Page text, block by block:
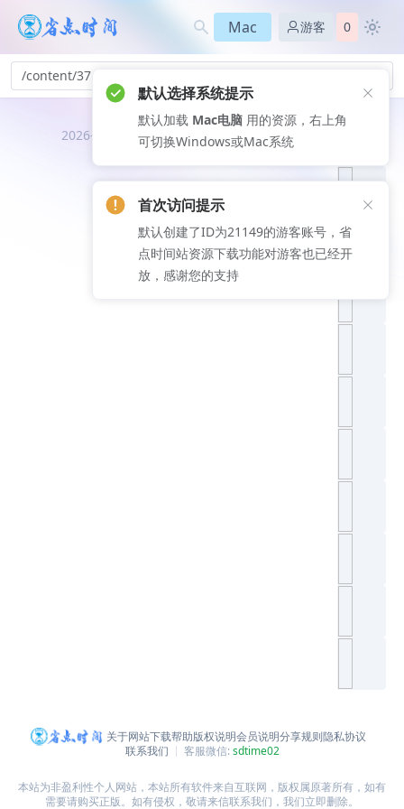
Mac 游客 0
/content/37
2026-08-07
推荐文
关于网站下载帮助版权说明会员说明分享规则隐私协议
联系我们
客服微信:sdtime02
本站为非盈利性个人网站，本站所有软件来自互联网，版权属原著所有，如有
需要请购买正版。如有侵权，敬请来信联系我们，我们立即删除。
默认选择系统提示
默认加载 Mac电脑 用的资源，右上角
可切换Windows或Mac系统
首次访问提示
默认创建了ID为21149的游客账号，省
点时间站资源下载功能对游客也已经开
放，感谢您的支持